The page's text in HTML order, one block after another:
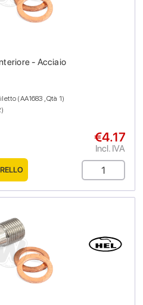
- Acciaio
(AA1683 , Qtà 1)
€4.17
Incl. IVA